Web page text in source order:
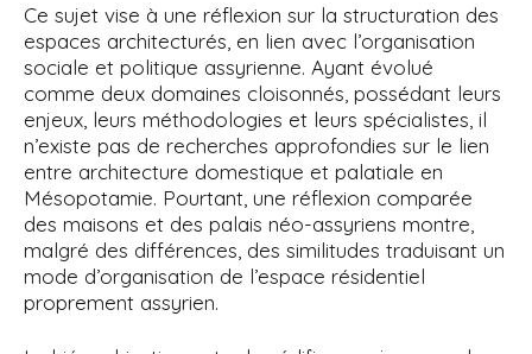
Ce sujet vise à une réflexion sur la structuration des
espaces architecturés, en lien avec l’organisation
sociale et politique assyrienne. Ayant évolué
comme deux domaines cloisonnés, possédant leurs
enjeux, leurs méthodologies et leurs spécialistes, il
n’existe pas de recherches approfondies sur le lien
entre architecture domestique et palatiale en
Mésopotamie. Pourtant, une réflexion comparée
des maisons et des palais néo-assyriens montre,
malgré des différences, des similitudes traduisant un
mode d’organisation de l’espace résidentiel
proprement assyrien.